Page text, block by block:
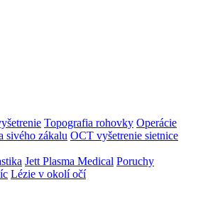
Topografia rohovky Operácie
sivého zákalu OCT vyšetrenie sietnice
Jett Plasma Medical Poruchy
Lézie v okolí očí